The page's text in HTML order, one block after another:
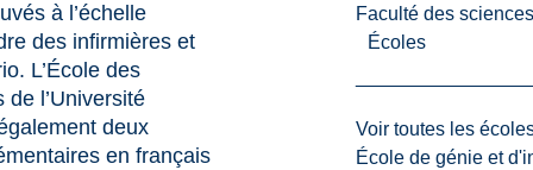
Faculté des
Écoles
Voir toutes les
École de génie et
à l’échelle
des infirmières et
L’École des
l’Université
deux
en français